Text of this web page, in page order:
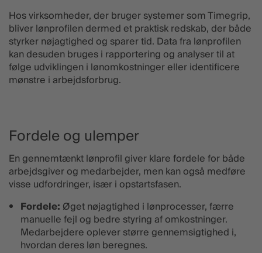
Hos virksomheder, der bruger systemer som Timegrip,
bliver lønprofilen dermed et praktisk redskab, der både
styrker nøjagtighed og sparer tid. Data fra lønprofilen
kan desuden bruges i rapportering og analyser til at
følge udviklingen i lønomkostninger eller identificere
mønstre i arbejdsforbrug.
Fordele og ulemper
En gennemtænkt lønprofil giver klare fordele for både
arbejdsgiver og medarbejder, men kan også medføre
visse udfordringer, især i opstartsfasen.
Fordele: Øget nøjagtighed i lønprocesser, færre
manuelle fejl og bedre styring af omkostninger.
Medarbejdere oplever større gennemsigtighed i,
hvordan deres løn beregnes.